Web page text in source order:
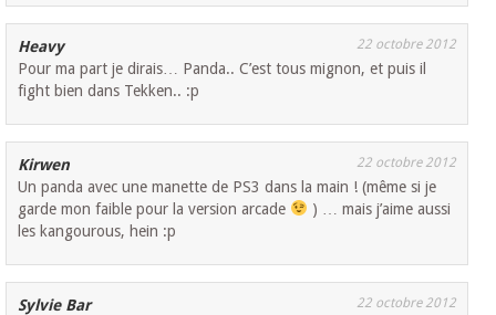
Heavy 22 octobre 2012
Pour ma part je dirais… Panda.. C’est tous mignon, et puis il
fight bien dans Tekken.. :p
Kirwen 22 octobre 2012
Un panda avec une manette de PS3 dans la main ! (même si je
garde mon faible pour la version arcade
) … mais j’aime aussi
les kangourous, hein :p
Sylvie Bar 22 octobre 2012